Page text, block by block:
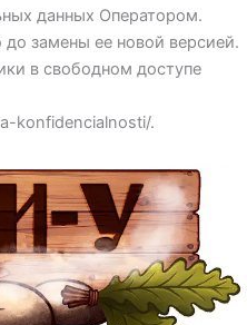
данных Оператором.
замены ее новой версией.
в свободном доступе
konfidencialnosti/.